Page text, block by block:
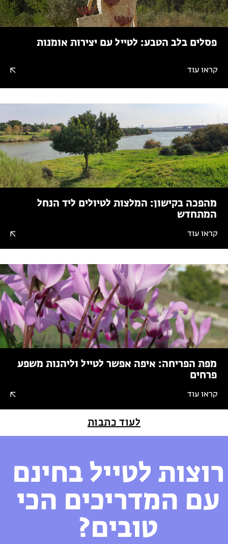
פסלים בלב הטבע: לטייל עם יצירות אומנות
קראו עוד
מהפכה בקישון: המלצות לטיולים ליד הנחל
המתחדש
קראו עוד
מפת הפריחה: איפה אפשר לטייל וליהנות משפע
פרחים
קראו עוד
לעוד כתבות
רוצות לטייל בחינם
עם המדריכים הכי
טובים?